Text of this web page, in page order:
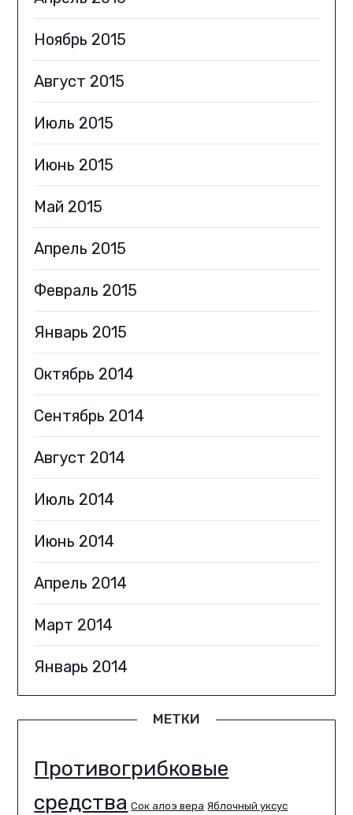
Ноябрь 2015
Август 2015
Июль 2015
Июнь 2015
Май 2015
Апрель 2015
Февраль 2015
Январь 2015
Октябрь 2014
Сентябрь 2014
Август 2014
Июль 2014
Июнь 2014
Апрель 2014
Март 2014
Январь 2014
МЕТКИ
Противогрибковые
средства Сок алоэ вера Яблочный уксус